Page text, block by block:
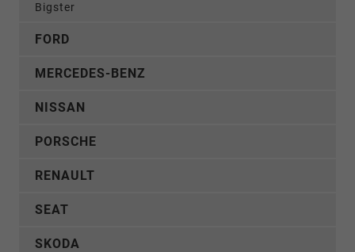
Bigster
FORD
MERCEDES-BENZ
NISSAN
PORSCHE
RENAULT
SEAT
SKODA